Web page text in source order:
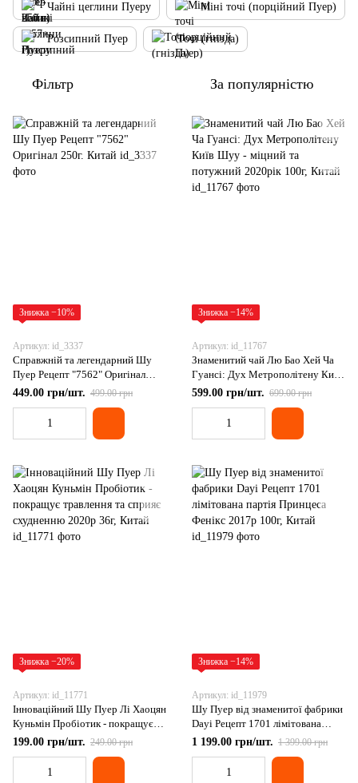
Чайні цеглини Пуеру Міні точі (порційний Пуер)
Розсипний Пуер Точі (гнізда)
Фільтр За популярністю
Знижка −10%
Артикул: id_3337
Справжній та легендарний Шу
Пуер Рецепт "7562" Оригінал
250г. Китай
449.00 грн/шт. 499.00 грн
Знижка −14%
Артикул: id_11767
Знаменитий чай Лю Бао Хей Ча
Гуансі: Дух Метрополітену Київ
Шуу - міцний та потужний
599.00 грн/шт. 699.00 грн
Знижка −20%
Артикул: id_11771
Інноваційний Шу Пуер Лі Хаоцян
Куньмін Пробіотик - покращує
травлення та сприяє схудненню
199.00 грн/шт. 249.00 грн
Знижка −14%
Артикул: id_11979
Шу Пуер від знаменитої фабрики
Dayi Рецепт 1701 лімітована
партія Принцеса Фенікс 2017р
1 199.00 грн/шт. 1 399.00 грн